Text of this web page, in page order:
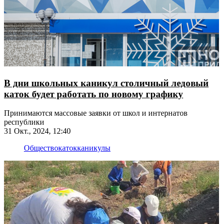
В дни школьных каникул столичный ледовый
каток будет работать по новому графику
Принимаются массовые заявки от школ и интернатов
республики
31 Окт., 2024, 12:40
Обществокатокканикулы